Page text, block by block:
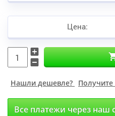
Цена:
Нашли дешевле? Получите
Все платежи через наш